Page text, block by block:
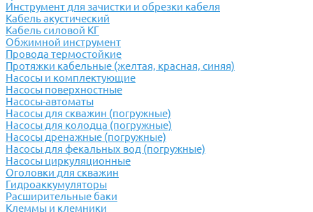
Инструмент для зачистки и обрезки кабеля
Кабель акустический
Кабель силовой КГ
Обжимной инструмент
Провода термостойкие
Протяжки кабельные (желтая, красная, синяя)
Насосы и комплектующие
Насосы поверхностные
Насосы-автоматы
Насосы для скважин (погружные)
Насосы для колодца (погружные)
Насосы дренажные (погружные)
Насосы для фекальных вод (погружные)
Насосы циркуляционные
Оголовки для скважин
Гидроаккумуляторы
Расширительные баки
Клеммы и клемники